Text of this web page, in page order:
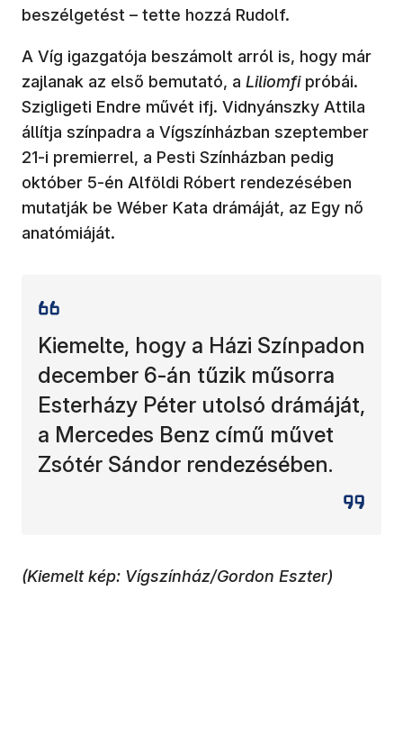
beszélgetést – tette hozzá Rudolf.
A Víg igazgatója beszámolt arról is, hogy már
zajlanak az első bemutató, a Liliomfipróbái.
Szigligeti Endre művét ifj. Vidnyánszky Attila
állítja színpadra a Vígszínházban szeptember
21-i premierrel, a Pesti Színházban pedig
október 5-én Alföldi Róbert rendezésében
mutatják be Wéber Kata drámáját, az Egy nő
anatómiáját.
Kiemelte, hogy a Házi Színpadon
december 6-án tűzik műsorra
Esterházy Péter utolsó drámáját,
a Mercedes Benz című művet
Zsótér Sándor rendezésében.
(Kiemelt kép: Vígszínház/Gordon Eszter)